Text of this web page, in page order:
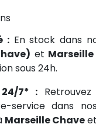
: En stock dans
et
sous 24h.
24/7* :
service dans
Marseille Chaveet